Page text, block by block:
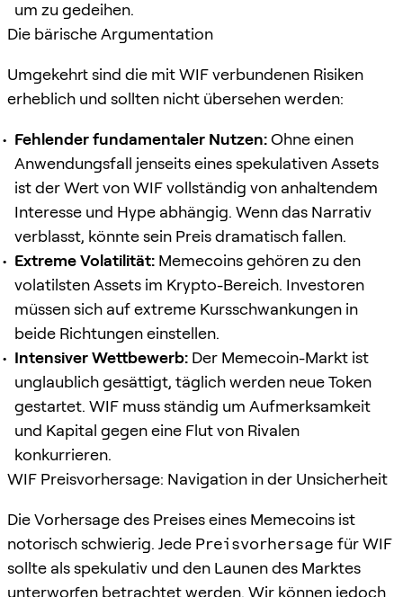
um zu gedeihen.
Die bärische Argumentation
Umgekehrt sind die mit WIF verbundenen Risiken
erheblich und sollten nicht übersehen werden:
Fehlender fundamentaler Nutzen:Ohne einen
Anwendungsfall jenseits eines spekulativen Assets
ist der Wert von WIF vollständig von anhaltendem
Interesse und Hype abhängig. Wenn das Narrativ
verblasst, könnte sein Preis dramatisch fallen.
Extreme Volatilität: Memecoins gehören zu den
volatilsten Assets im Krypto-Bereich. Investoren
müssen sich auf extreme Kursschwankungen in
beide Richtungen einstellen.
Intensiver Wettbewerb: Der Memecoin-Markt ist
unglaublich gesättigt, täglich werden neue Token
gestartet. WIF muss ständig um Aufmerksamkeit
und Kapital gegen eine Flut von Rivalen
konkurrieren.
WIF Preisvorhersage: Navigation in der Unsicherheit
Die Vorhersage des Preises eines Memecoins ist
notorisch schwierig. Jede Preisvorhersage für WIF
sollte als spekulativ und den Launen des Marktes
unterworfen betrachtet werden. Wir können jedoch